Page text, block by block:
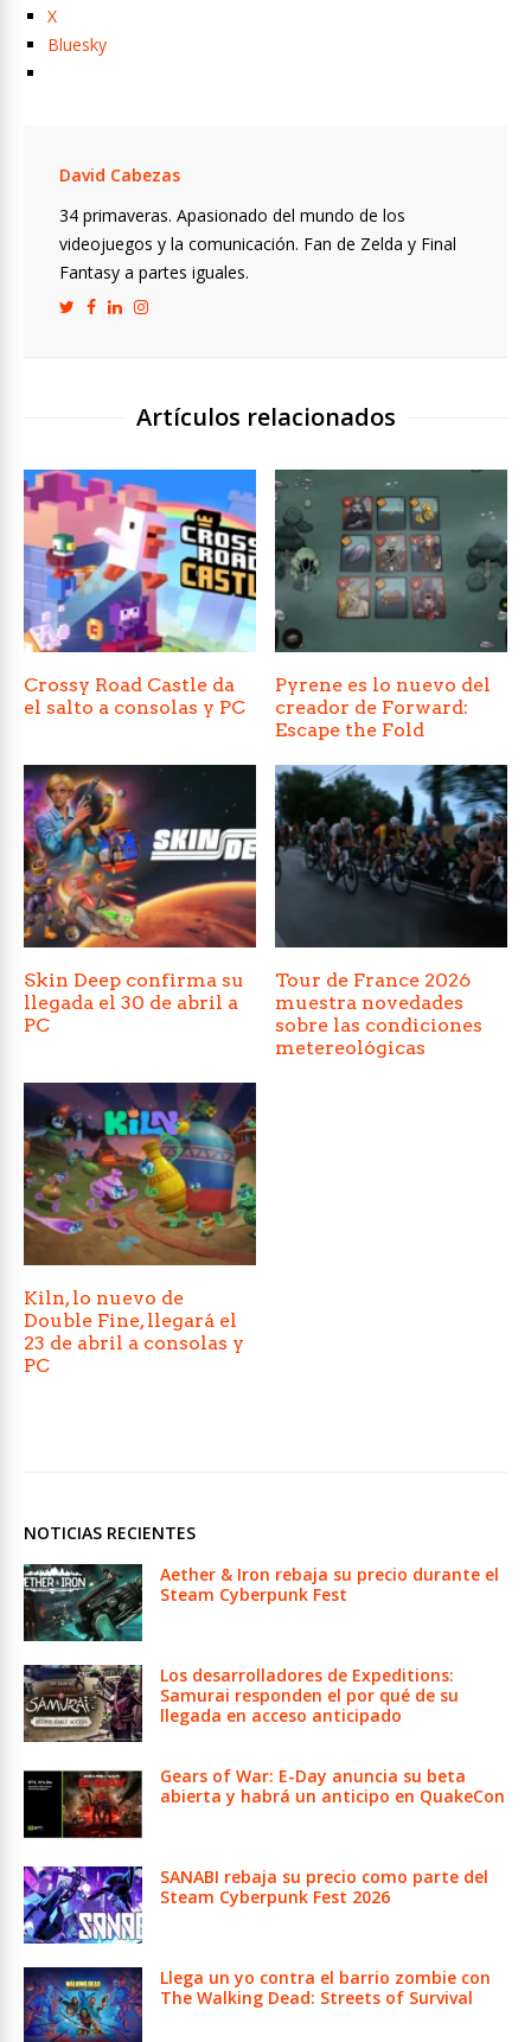
X
Bluesky
David Cabezas
34 primaveras. Apasionado del mundo de los
videojuegos y la comunicación. Fan de Zelda y Final
Fantasy a partes iguales.
Artículos relacionados
Crossy Road Castle da
el salto a consolas y PC
Pyrene es lo nuevo del
creador de Forward:
Escape the Fold
Skin Deep confirma su
llegada el 30 de abril a
PC
Tour de France 2026
muestra novedades
sobre las condiciones
metereológicas
Kiln, lo nuevo de
Double Fine, llegará el
23 de abril a consolas y
PC
NOTICIAS RECIENTES
Aether & Iron rebaja su precio durante el
Steam Cyberpunk Fest
Los desarrolladores de Expeditions:
Samurai responden el por qué de su
llegada en acceso anticipado
Gears of War: E-Day anuncia su beta
abierta y habrá un anticipo en QuakeCon
SANABI rebaja su precio como parte del
Steam Cyberpunk Fest 2026
Llega un yo contra el barrio zombie con
The Walking Dead: Streets of Survival